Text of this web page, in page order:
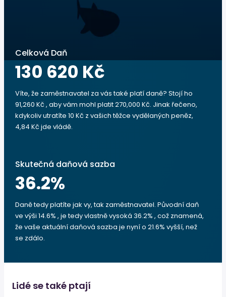
Celková Daň
130 620 Kč
Víte, že zaměstnavatel za vás také platí daně? Stojí ho
91,260 Kč , aby vám mohl platit 270,000 Kč. Jinak řečeno,
kdykoliv utratíte 10 Kč z vašich těžce vydělaných peněz,
4,84 Kč jde vládě.
Skutečná daňová sazba
36.2%
Daně tedy platíte jak vy, tak zaměstnavatel. Původní daň
ve výši 14.6% , je tedy vlastně vysoká 36.2% , což znamená,
že vaše aktuální daňová sazba je nyní o 21.6% vyšší, než
se zdálo.
Lidé se také ptají